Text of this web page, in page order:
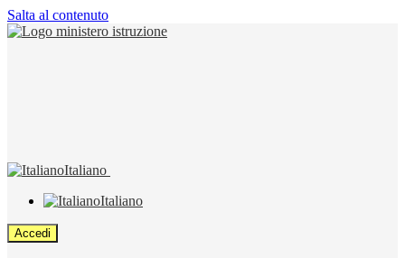
Salta al contenuto
Italiano
Italiano
Accedi